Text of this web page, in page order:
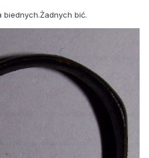
biednych.Żadnych bić.